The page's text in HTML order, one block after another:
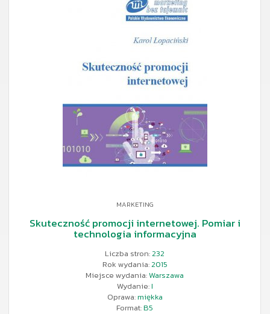
MARKETING
Skuteczność promocji internetowej. Pomiar i
technologia informacyjna
Liczba stron:232
Rok wydania:2015
Miejsce wydania:Warszawa
Wydanie:I
Oprawa:miękka
Format:B5